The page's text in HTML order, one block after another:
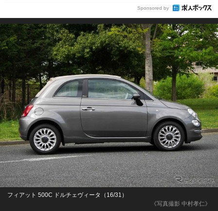
Sponsored by
《写真撮影 中村孝仁》
フィアット 500C ドルチェヴィータ（16/31）